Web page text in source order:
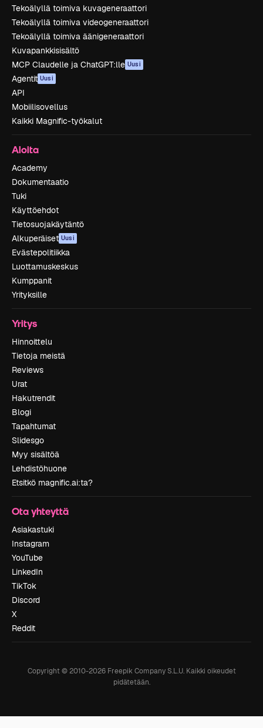
Tekoälyllä toimiva kuvageneraattori
Tekoälyllä toimiva videogeneraattori
Tekoälyllä toimiva äänigeneraattori
Kuvapankkisisältö
MCP Claudelle ja ChatGPT:lle Uusi
Agentit Uusi
API
Mobiilisovellus
Kaikki Magnific-työkalut
Aloita
Academy
Dokumentaatio
Tuki
Käyttöehdot
Tietosuojakäytäntö
Alkuperäiset Uusi
Evästepolitiikka
Luottamuskeskus
Kumppanit
Yrityksille
Yritys
Hinnoittelu
Tietoja meistä
Reviews
Urat
Hakutrendit
Blogi
Tapahtumat
Slidesgo
Myy sisältöä
Lehdistöhuone
Etsitkö magnific.ai:ta?
Ota yhteyttä
Asiakastuki
Instagram
YouTube
LinkedIn
TikTok
Discord
X
Reddit
Copyright © 2010-2026Freepik Company S.L.U. Kaikki oikeudet
pidätetään.